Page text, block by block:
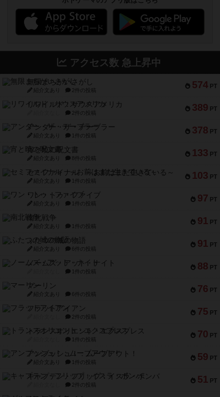
アクセス数 急上昇中
574 PT
無限まちがいさがし
紹介文あり 2件の投稿
389 PT
リワイルド：サウスアメリカ
2件の投稿
378 PT
アンダー・ザ・テーブラー
紹介文あり 1件の投稿
133 PT
宵と暁の呪文書
紹介文あり 8件の投稿
103 PT
セミファイナル ～お前はまだ生きている～
紹介文あり 1件の投稿
97 PT
ワン・トゥ・ファイブ
紹介文あり 1件の投稿
91 PT
南北戦争
紹介文あり 1件の投稿
91 PT
ふたつの城の物語
紹介文あり 6件の投稿
88 PT
ノームズ・アット・ナイト
1件の投稿
76 PT
マーリン
紹介文あり 6件の投稿
75 PT
フラットアイアン
2件の投稿
70 PT
トランスオリエント・エクスプレス
1件の投稿
59 PT
アンブッシュ！：ムーブアウト！
紹介文あり 1件の投稿
51 PT
キャプテン・フリップ：イスラ・ボンバ
2件の投稿